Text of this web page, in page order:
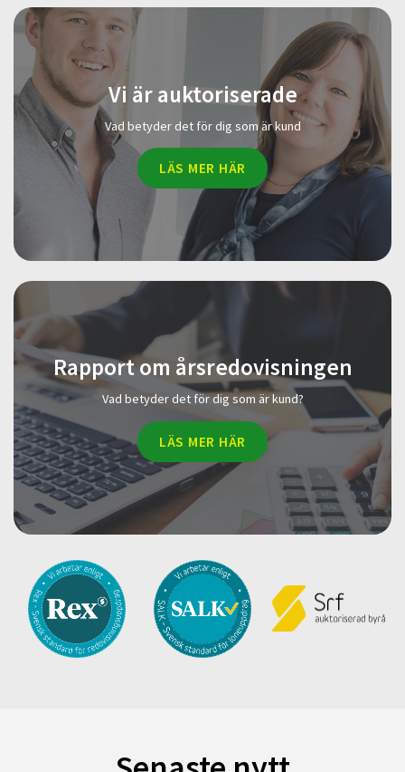
Vi är auktoriserade
Vad betyder det för dig som är kund
LÄS MER HÄR
Rapport om årsredovisningen
Vad betyder det för dig som är kund?
LÄS MER HÄR